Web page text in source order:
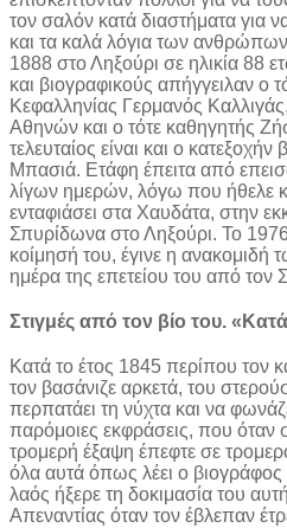
τον σαλόν κατά διαστήματα για
και τα καλά λόγια των
1888 στο Ληξούρι σε ηλικία 88
και βιογραφικούς απήγγειλαν ο
Κεφαλληνίας Γερμανός
Αθηνών και ο τότε καθηγητής
τελευταίος είναι και ο
Μπασιά. Ετάφη έπειτα από
λίγων ημερών, λόγω που ήθελε
ενταφιάσει στα Χαυδάτα, στην
Σπυρίδωνα στο Ληξούρι. Το
κοίμησή του, έγινε η ανακομιδή
ημέρα της επετείου του από
Στιγμές από τον βίο του.
Κατά το έτος 1845 περίπου τον
τον βασάνιζε αρκετά, του
περπατάει τη νύχτα και να
παρόμοιες εκφράσεις, που όταν
τρομερή έξαψη έπεφτε σε
όλα αυτά όπως λέει ο
λαός ήξερε τη δοκιμασία του
Απεναντίας όταν τον έβλεπαν